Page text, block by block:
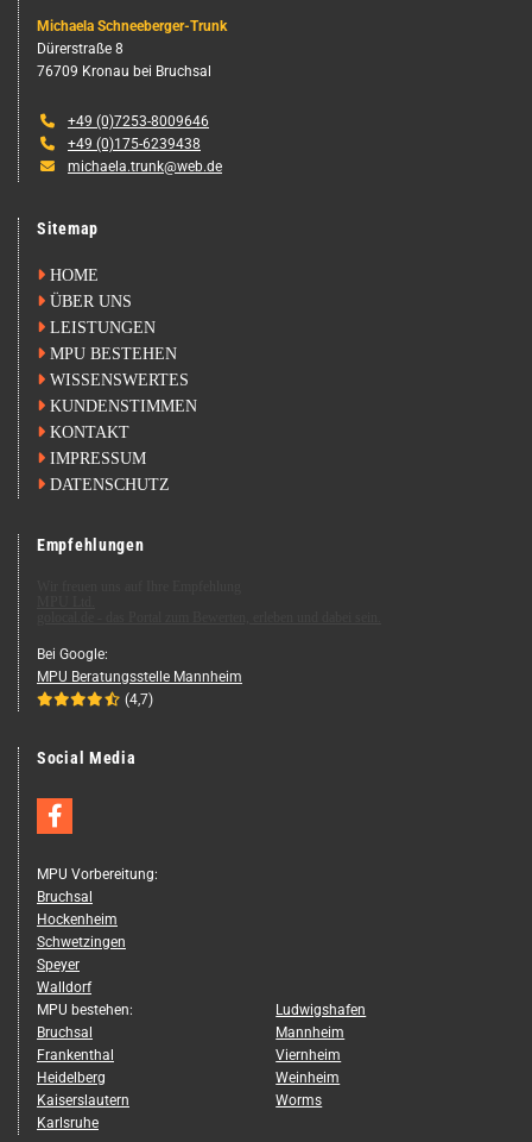
Michaela Schneeberger-Trunk
Dürerstraße 8
76709 Kronau bei Bruchsal
 +49 (0)7253-8009646
 +49 (0)175-6239438
 michaela.trunk@web.de
Sitemap
 HOME
 ÜBER UNS
 LEISTUNGEN
 MPU BESTEHEN
 WISSENSWERTES
 KUNDENSTIMMEN
 KONTAKT
 IMPRESSUM
 DATENSCHUTZ
Empfehlungen
Bei Goog­le:
MPU Be­ra­tungs­stel­le Mann­heim
 (4,7)
Social Media
MPU Vorbereitung:
Bruchsal
Hockenheim
Schwetzingen
Speyer
Walldorf
MPU bestehen:
Bruchsal
Frankenthal
Heidelberg
Kaiserslautern
Karlsruhe
Ludwigshafen
Mannheim
Viernheim
Weinheim
Worms